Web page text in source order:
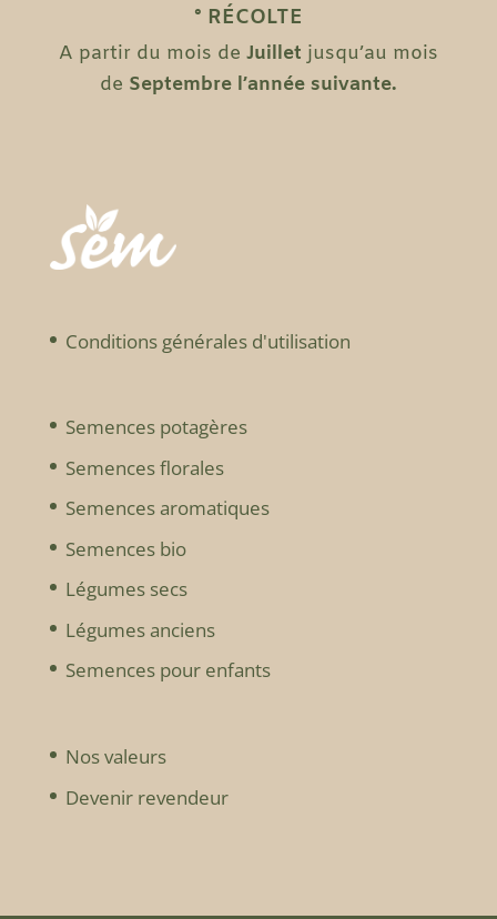
° RÉCOLTE
A partir du mois de Juillet jusqu’au mois
de Septembre l’année suivante.
Conditions générales d'utilisation
Semences potagères
Semences florales
Semences aromatiques
Semences bio
Légumes secs
Légumes anciens
Semences pour enfants
Nos valeurs
Devenir revendeur